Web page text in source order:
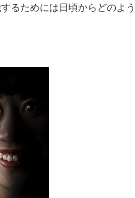
るためには日頃からどのよ